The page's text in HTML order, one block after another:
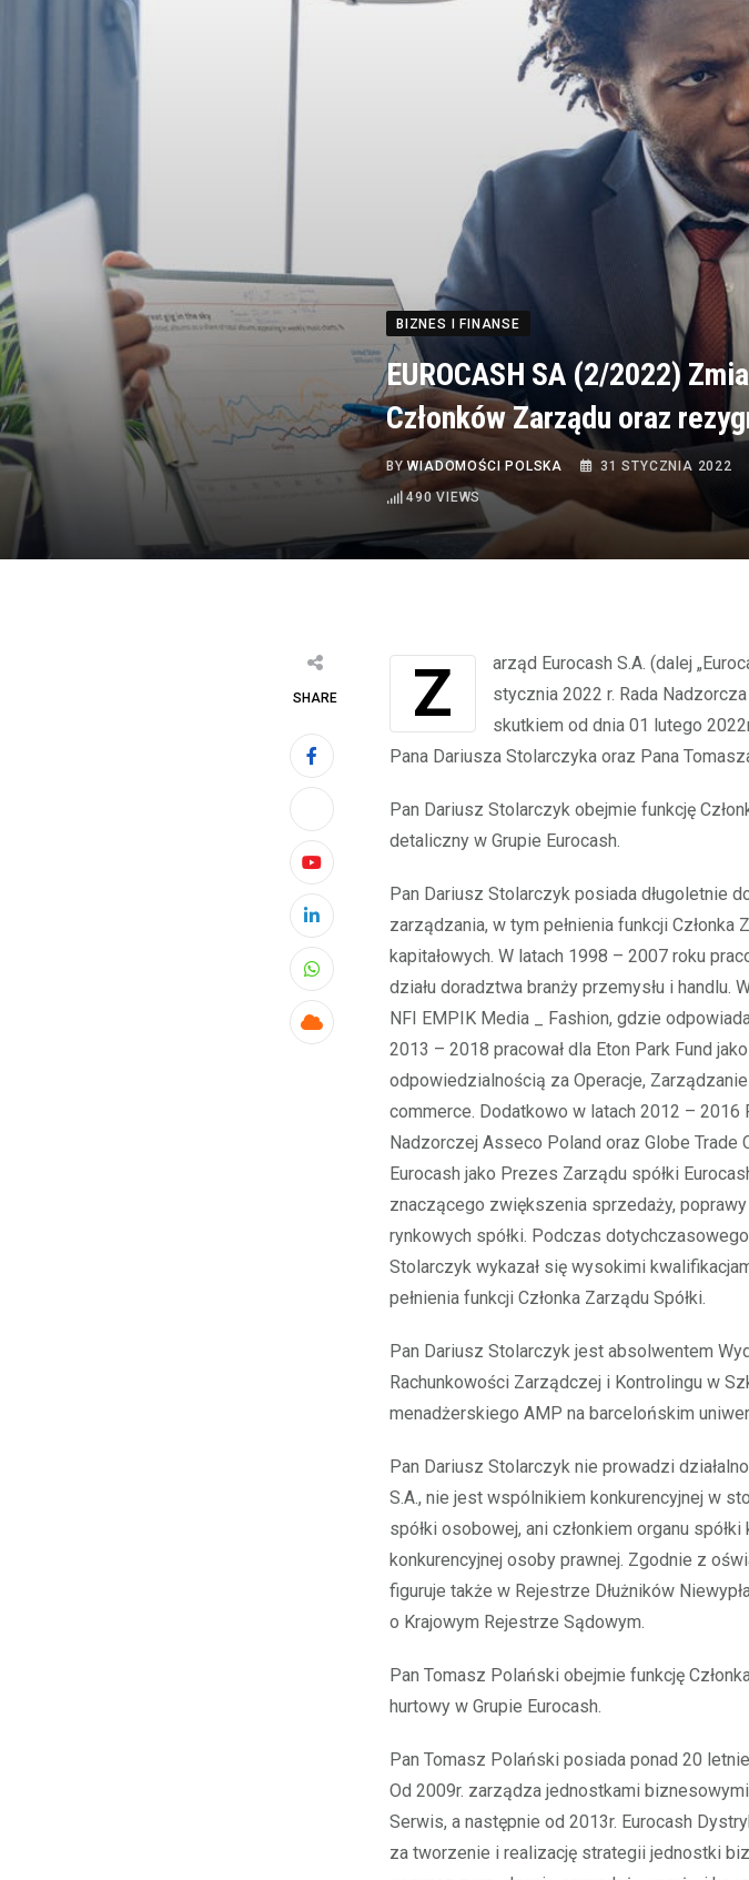
BIZNES I FINANSE
EUROCASH SA (2/2022)
Członków Zarządu oraz
BYWIADOMOŚCI POLSKA 31 STYCZNIA 2022
490VIEWS
SHARE
Youtube
LinkedIn
Whatsapp
Cloud
Zarząd Eurocash S.A. (dalej „Eurocash” lub „Spółka”) informuje, że w dniu 31
stycznia 2022 r. Rada Nadzorcza
skutkiem od dnia 01 lutego
Pana Dariusza Stolarczyka oraz Pana
Pan Dariusz Stolarczyk obejmie funkcję
detaliczny w Grupie Eurocash.
Pan Dariusz Stolarczyk posiada długoletnie
zarządzania, w tym pełnienia funkcji
kapitałowych. W latach 1998 – 2007 roku
działu doradztwa branży przemysłu i handlu.
NFI EMPIK Media _ Fashion, gdzie
2013 – 2018 pracował dla Eton Park Fund
odpowiedzialnością za Operacje,
commerce. Dodatkowo w latach 2012 – 2016
Nadzorczej Asseco Poland oraz Globe Trade
Eurocash jako Prezes Zarządu spółki
znaczącego zwiększenia sprzedaży,
rynkowych spółki. Podczas
Stolarczyk wykazał się wysokimi
pełnienia funkcji Członka Zarządu Spółki.
Pan Dariusz Stolarczyk jest absolwentem
Rachunkowości Zarządczej i Kontrolingu w
menadżerskiego AMP na barcelońskim
Pan Dariusz Stolarczyk nie prowadzi
S.A., nie jest wspólnikiem konkurencyjnej w
spółki osobowej, ani członkiem organu
konkurencyjnej osoby prawnej. Zgodnie z
figuruje także w Rejestrze Dłużników
o Krajowym Rejestrze Sądowym.
Pan Tomasz Polański obejmie funkcję
hurtowy w Grupie Eurocash.
Pan Tomasz Polański posiada ponad 20
Od 2009r. zarządza jednostkami
Serwis, a następnie od 2013r. Eurocash
za tworzenie i realizację strategii jednostki